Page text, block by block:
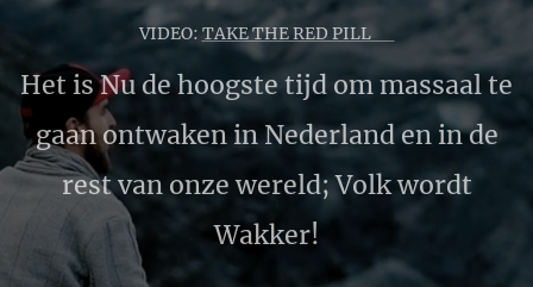
VIDEO: TAKE THE RED PILL 🔴
Het is Nu de hoogste tijd om massaal te
gaan ontwaken in Nederland en in de
rest van onze wereld; Volk wordt
Wakker!